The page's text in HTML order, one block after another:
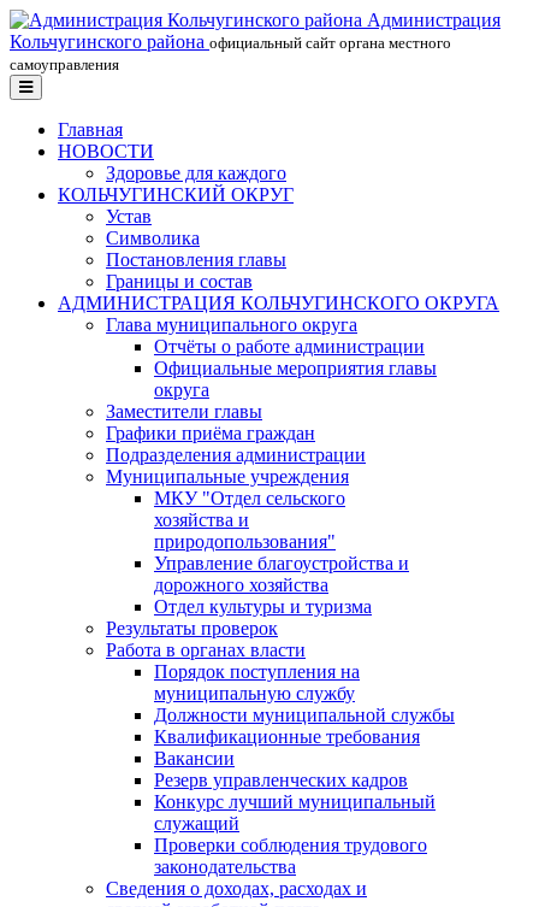
Администрация
Кольчугинского района официальный сайт органа местного
самоуправления
Главная
НОВОСТИ
Здоровье для каждого
КОЛЬЧУГИНСКИЙ ОКРУГ
Устав
Символика
Постановления главы
Границы и состав
АДМИНИСТРАЦИЯ КОЛЬЧУГИНСКОГО ОКРУГА
Глава муниципального округа
Отчёты о работе администрации
Официальные мероприятия главы
округа
Заместители главы
Графики приёма граждан
Подразделения администрации
Муниципальные учреждения
МКУ "Отдел сельского
хозяйства и
природопользования"
Управление благоустройства и
дорожного хозяйства
Отдел культуры и туризма
Результаты проверок
Работа в органах власти
Порядок поступления на
муниципальную службу
Должности муниципальной службы
Квалификационные требования
Вакансии
Резерв управленческих кадров
Конкурс лучший муниципальный
служащий
Проверки соблюдения трудового
законодательства
Сведения о доходах, расходах и